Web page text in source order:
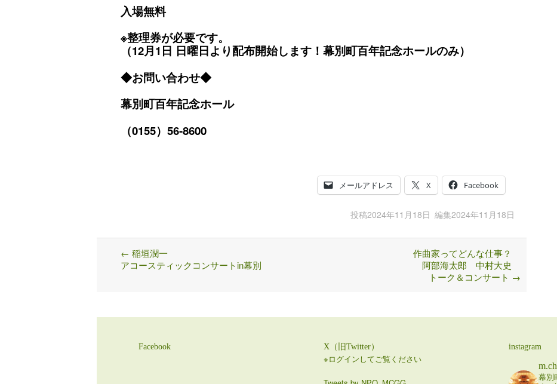
入場無料
※整理券が必要です。
（12月1日 日曜日より配布開始します！幕別町百年記念ホールのみ）
◆お問い合わせ◆
幕別町百年記念ホール
（0155）56-8600
メールアドレス X Facebook
投稿2024年11月18日 編集2024年11月18日
Post
navigation
← 稲垣潤一
アコースティックコンサートin幕別
作曲家ってどんな仕事？
阿部海太郎 中村大史
トーク＆コンサート →
Facebook X（旧Twitter）
※ログインしてご覧ください
instagram
幕別